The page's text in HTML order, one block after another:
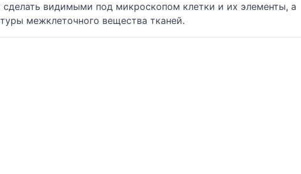
сделать видимыми под микроскопом клетки и их элементы, а
межклеточного вещества тканей.